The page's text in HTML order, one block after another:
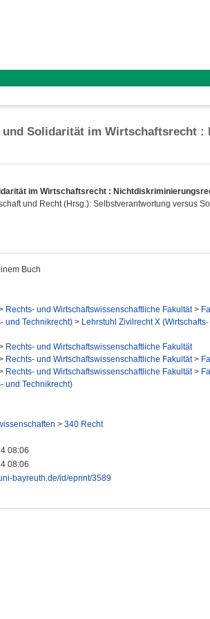
Solidarität im Wirtschaftsrecht
im Wirtschaftsrecht :
und Recht (Hrsg.): Selbstverantwortung versus
Buch
Rechts- und Wirtschaftswissenschaftliche Fakultät>
und Technikrecht) > Lehrstuhl Zivilrecht X
Rechts- und Wirtschaftswissenschaftliche Fakultät
Rechts- und Wirtschaftswissenschaftliche Fakultät>
Rechts- und Wirtschaftswissenschaftliche Fakultät>
und Technikrecht)
> 340 Recht
08:06
08:06
bayreuth.de/id/eprint/3589